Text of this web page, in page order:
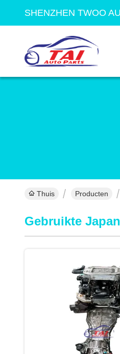
SHENZHEN TWOO
Thuis Producten
Gebruikte